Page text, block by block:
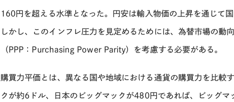
160円を超える水準となった。円安は輸入物価の上昇を通じて
しかし、このインフレ圧力を見定めるためには、為替市場の動
（ PPP ： Purchasing Power Parity）を考慮する必要がある。
購買力平価とは、異なる国や地域における通貨の購買力を比較
クが約6 ドル、日本のビッグマックが480円であれば、ビッグマ